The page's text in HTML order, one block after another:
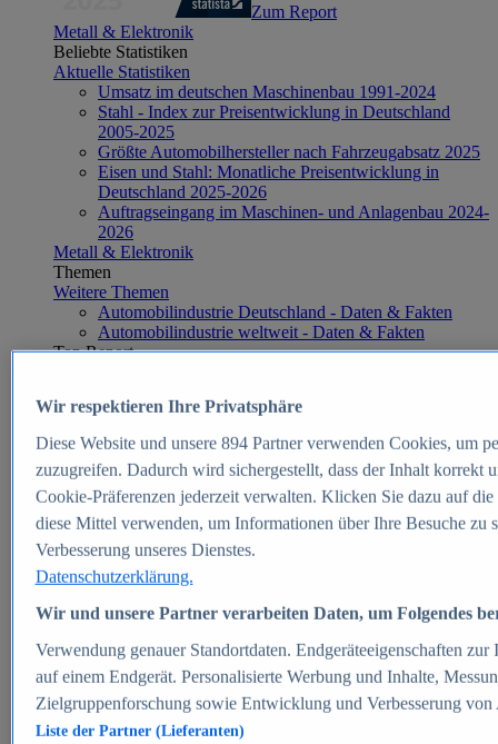
Zum Report
Metall & Elektronik
Beliebte Statistiken
Aktuelle Statistiken
Umsatz im deutschen Maschinenbau 1991-2024
Stahl - Index zur Preisentwicklung in Deutschland
2005-2025
Größte Automobilhersteller nach Fahrzeugabsatz 2025
Eisen und Stahl: Monatliche Preisentwicklung in
Deutschland 2025-2026
Auftragseingang im Maschinen- und Anlagenbau 2024-
2026
Metall & Elektronik
Themen
Weitere Themen
Automobilindustrie Deutschland - Daten & Fakten
Automobilindustrie weltweit - Daten & Fakten
Top Report
Zum Report
E-commerce
Beliebte Statistiken
Aktuelle Statistiken
E-Commerce - Entwicklung des Umsatzes in
Deutschland 1999-2025
Umsatz von Amazon in Deutschland und weltweit
2010-2025
B2C-E-Commerce: Top-50 Online Shops in
Deutschland 2024
Marktanteile von Online-Zahlungsverfahren in
Deutschland 2024
Umsatzstarke Warengruppen im Online-Handel in
Deutschland 2023-2025
Wir respektieren Ihre Privatsphäre
Diese Website und unsere 894Partner verwenden Cookies, um
zuzugreifen. Dadurch wird sichergestellt, dass der Inhalt korrekt
Cookie-Präferenzen jederzeit verwalten. Klicken Sie dazu auf
diese Mittel verwenden, um Informationen über Ihre Besuche
Verbesserung unseres Dienstes.
Datenschutzerklärung.
Wir und unsere Partner verarbeiten Daten, um Folgendes
Verwendung genauer Standortdaten. Endgeräteeigenschaften
auf einem Endgerät. Personalisierte Werbung und Inhalte,
Zielgruppenforschung sowie Entwicklung und Verbesserung von
Liste der Partner (Lieferanten)